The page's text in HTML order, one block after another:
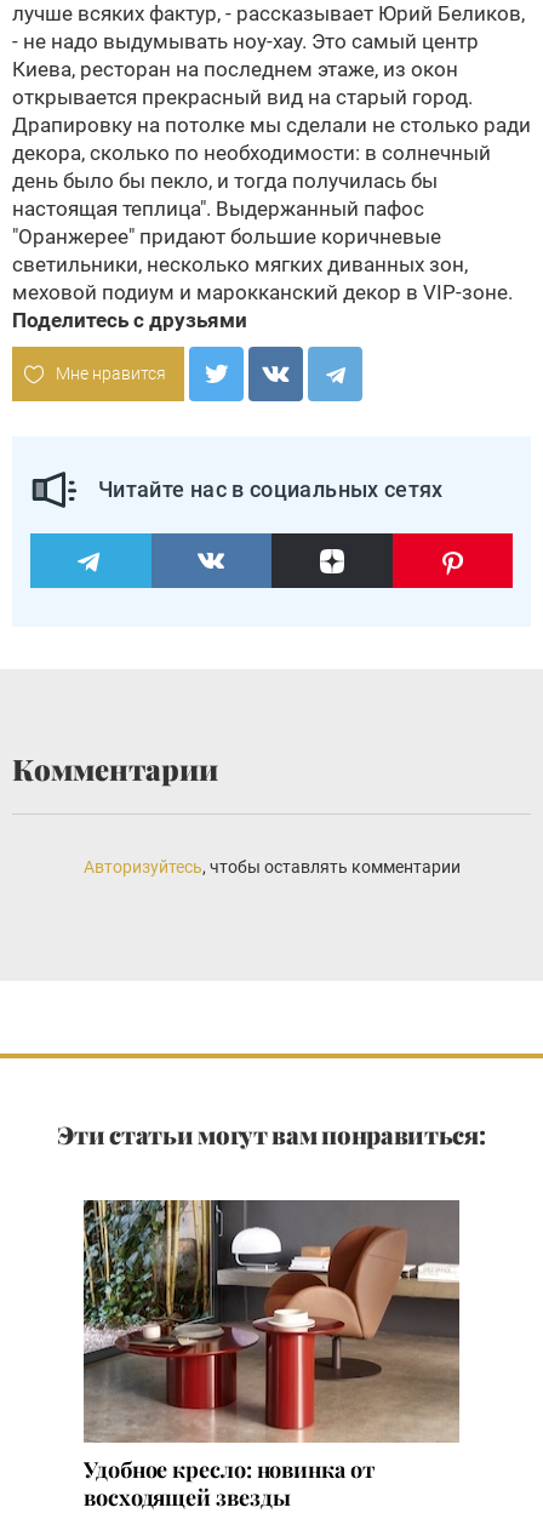
лучше всяких фактур, - рассказывает Юрий Беликов,
- не надо выдумывать ноу-хау. Это самый центр
Киева, ресторан на последнем этаже, из окон
открывается прекрасный вид на старый город.
Драпировку на потолке мы сделали не столько ради
декора, сколько по необходимости: в солнечный
день было бы пекло, и тогда получилась бы
настоящая теплица". Выдержанный пафос
"Оранжерее" придают большие коричневые
светильники, несколько мягких диванных зон,
меховой подиум и марокканский декор в VIP-зоне.
Поделитесь с друзьями
Мне нравится
Читайте нас в социальных сетях
Комментарии
Авторизуйтесь, чтобы оставлять комментарии
Эти статьи могут вам понравиться:
Удобное кресло: новинка от
восходящей звезды